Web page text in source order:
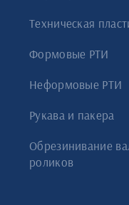
Техническая
Формовые РТИ
Неформовые РТИ
Рукава и пакера
Обрезинивание
роликов